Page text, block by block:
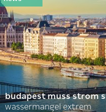
budapest muss strom
wassermangel extrem